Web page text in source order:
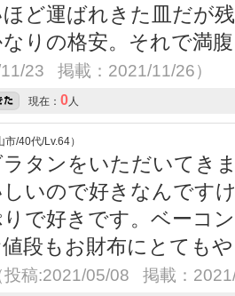
ど運ばれきた皿だが
りの格安。それで満
11/23 掲載：2021/11/26）
現在： 0人
/40代/Lv.64）
タンをいただいてき
しいので好きなんです
で好きです。ベーコ
段もお財布にとても
投稿:2021/05/08 掲載：